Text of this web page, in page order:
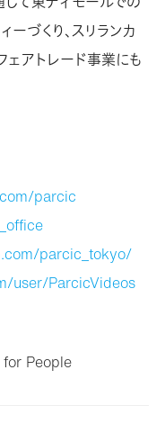
づくり、スリランカ
ェアトレード事業にも
parcic
parcic_tokyo/
user/ParcicVideos
for People